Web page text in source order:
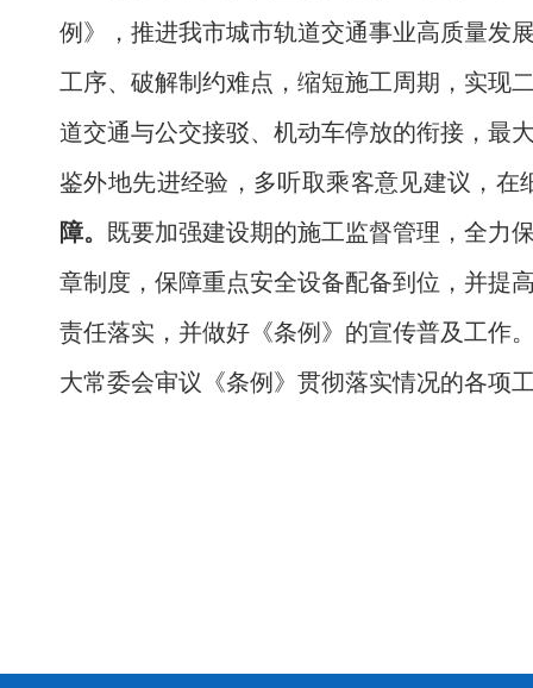
例》，推进我市城市轨道交通事业高质量发
工序、破解制约难点，缩短施工周期，实现
道交通与公交接驳、机动车停放的衔接，最
鉴外地先进经验，多听取乘客意见建议，
障。 既要加强建设期的施工监督管理，全力
章制度，保障重点安全设备配备到位，并提
责任落实，并做好《条例》的宣传普及工作
大常委会审议《条例》贯彻落实情况的各项